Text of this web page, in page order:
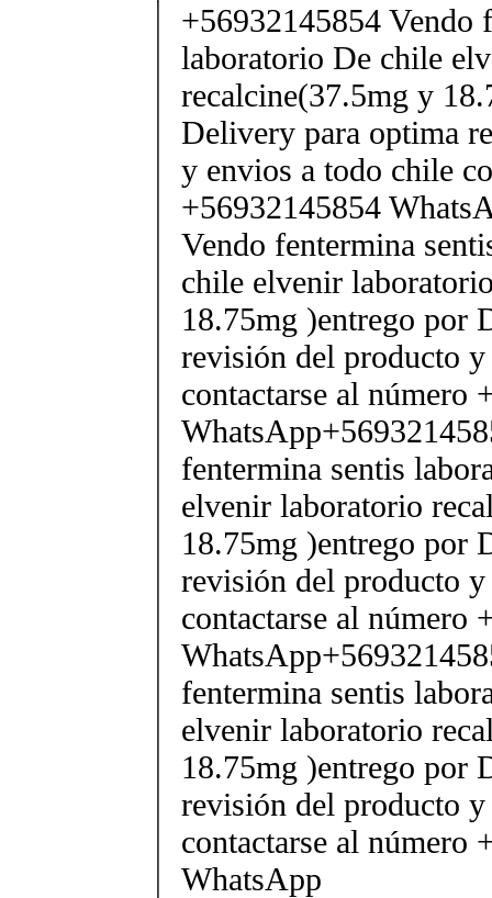
+56932145854 Vendo
laboratorio De chile
recalcine(37.5mg y
Delivery para optima
y envios a todo chile
+56932145854
Vendo fentermina
chile elvenir
18.75mg )entrego por
revisión del producto
contactarse al número
fentermina sentis
elvenir laboratorio
18.75mg )entrego por
revisión del producto
contactarse al número
fentermina sentis
elvenir laboratorio
18.75mg )entrego por
revisión del producto
contactarse al número
WhatsApp